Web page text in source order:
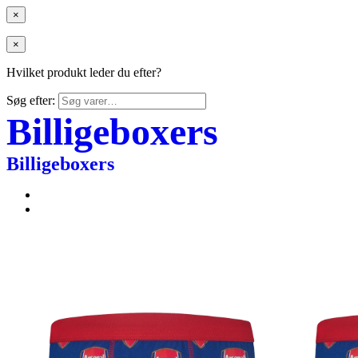
×
×
Hvilket produkt leder du efter?
Søg efter:
Billigeboxers
Billigeboxers